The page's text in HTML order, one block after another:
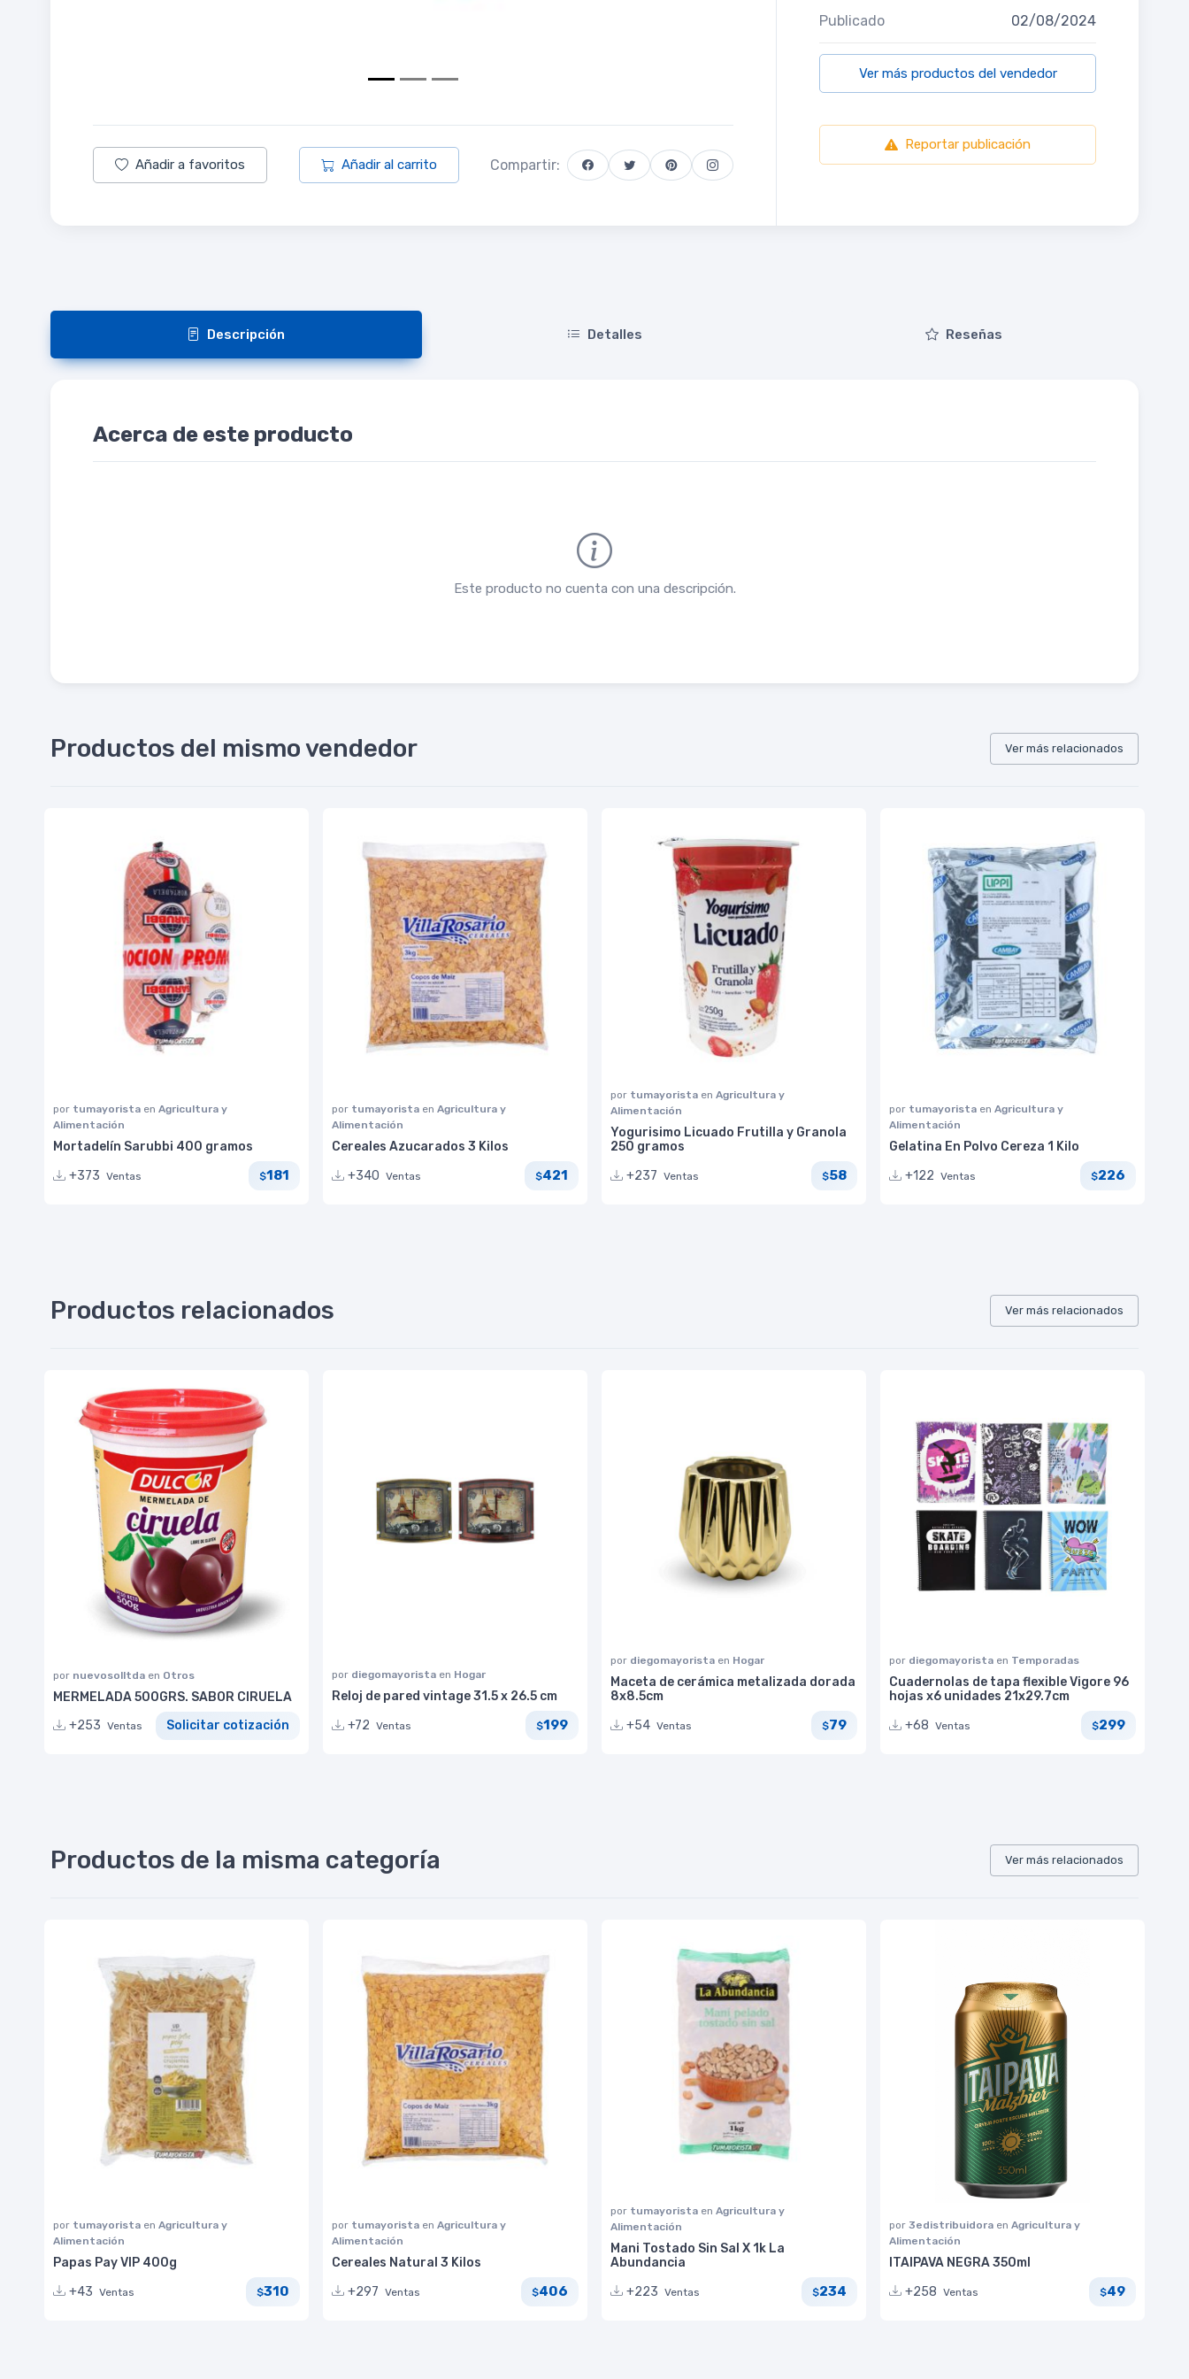
Añadir a favoritos Añadir al carrito Compartir:
Publicado 02/08/2024
Ver más productos del vendedor
Reportar publicación
Descripción Detalles Reseñas
Acerca de este producto
Este producto no cuenta con una descripción.
Productos del mismo vendedor Ver más relacionados
por tumayorista en Agricultura y
Alimentación
Mortadelín Sarubbi 400 gramos
+373 Ventas $181
por tumayorista en Agricultura y
Alimentación
Cereales Azucarados 3 Kilos
+340 Ventas $421
por tumayorista en Agricultura y
Alimentación
Yogurisimo Licuado Frutilla y Granola
250 gramos
+237 Ventas $58
por tumayorista en Agricultura y
Alimentación
Gelatina En Polvo Cereza 1 Kilo
+122 Ventas $226
Productos relacionados Ver más relacionados
por nuevosolltda en Otros
MERMELADA 500GRS. SABOR CIRUELA
+253 Ventas Solicitar cotización
por diegomayorista en Hogar
Reloj de pared vintage 31.5 x 26.5 cm
+72 Ventas $199
por diegomayorista en Hogar
Maceta de cerámica metalizada dorada
8x8.5cm
+54 Ventas $79
por diegomayorista en Temporadas
Cuadernolas de tapa flexible Vigore 96
hojas x6 unidades 21x29.7cm
+68 Ventas $299
Productos de la misma categoría Ver más relacionados
por tumayorista en Agricultura y
Alimentación
Papas Pay VIP 400g
+43 Ventas $310
por tumayorista en Agricultura y
Alimentación
Cereales Natural 3 Kilos
+297 Ventas $406
por tumayorista en Agricultura y
Alimentación
Mani Tostado Sin Sal X 1k La
Abundancia
+223 Ventas $234
por 3edistribuidora en Agricultura y
Alimentación
ITAIPAVA NEGRA 350ml
+258 Ventas $49